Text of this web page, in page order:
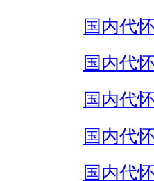
国内代
国内代
国内代
国内代
国内代